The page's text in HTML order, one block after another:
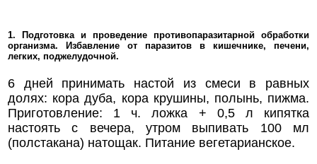
1. Подготовка и проведение противопаразитарной обработки
организма. Избавление от паразитов в кишечнике, печени,
легких, поджелудочной.
6 дней принимать настой из смеси в равных
долях: кора дуба, кора крушины, полынь, пижма.
Приготовление: 1 ч. ложка + 0,5 л кипятка
настоять с вечера, утром выпивать 100 мл
(полстакана) натощак. Питание вегетарианское.